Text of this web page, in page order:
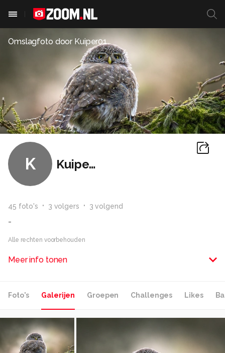
Omslagfoto door Kuiper01
K Kuiper01
45 foto's 3 volgers 3 volgend
-
Alle rechten voorbehouden
Meer info tonen
Foto's Galerijen Groepen Challenges Likes